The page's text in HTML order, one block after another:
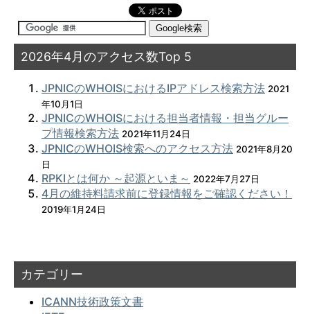
2026年4月のアクセス数Top 5
JPNICのWHOISにおけるIPアドレス検索方法 2021
年10月1日
JPNICのWHOISにおける担当者情報・担当グルー
プ情報検索方法 2021年11月24日
JPNICのWHOIS検索へのアクセス方法 2021年8月20
日
RPKIとは何か ～起源といま～ 2022年7月27日
4月の維持料請求前に登録情報をご確認ください！
2019年1月24日
カテゴリー
ICANN技術政策文書